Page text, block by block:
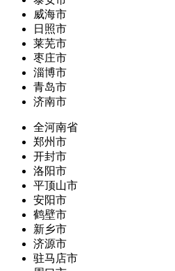
威海市
日照市
莱芜市
枣庄市
淄博市
青岛市
济南市
全河南省
郑州市
开封市
洛阳市
平顶山市
安阳市
鹤壁市
新乡市
济源市
驻马店市